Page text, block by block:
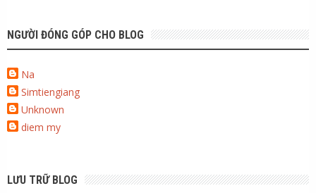
NGƯỜI ĐÓNG GÓP CHO BLOG
Na
Simtiengiang
Unknown
diem my
LƯU TRỮ BLOG